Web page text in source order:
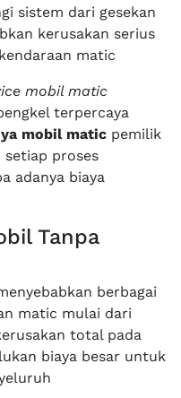
sistem dari gesekan
kerusakan serius
matic
mobil matic
terpercaya
mobil matic pemilik
setiap proses
adanya biaya
Tanpa
berbagai
matic mulai dari
total pada
biaya besar untuk